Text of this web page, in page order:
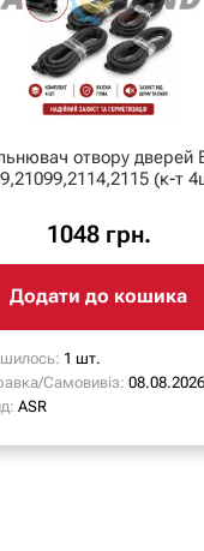
отвору дверей
(к-т
1048 грн.
Додати до кошика
1 шт.
Самовивіз: 08.08.2026
ASR